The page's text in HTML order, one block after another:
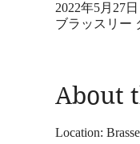
2022年5月27
ブラッスリー
About
Location: